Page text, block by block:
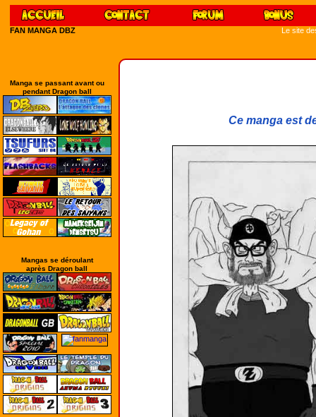
FAN MANGA DBZ Le site
Manga se passant avant ou
pendant Dragon ball
Mangas se déroulant
après Dragon ball
Ce manga est